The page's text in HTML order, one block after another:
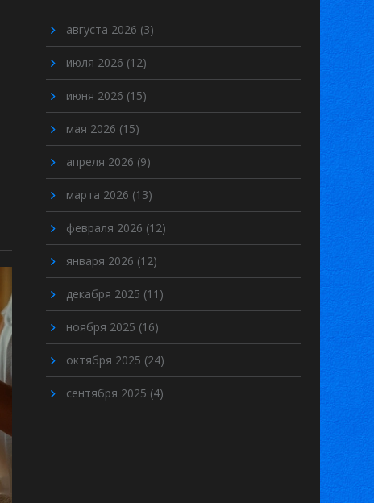
августа 2026 (3)
июля 2026 (12)
июня 2026 (15)
мая 2026 (15)
апреля 2026 (9)
марта 2026 (13)
февраля 2026 (12)
января 2026 (12)
декабря 2025 (11)
ноября 2025 (16)
октября 2025 (24)
сентября 2025 (4)